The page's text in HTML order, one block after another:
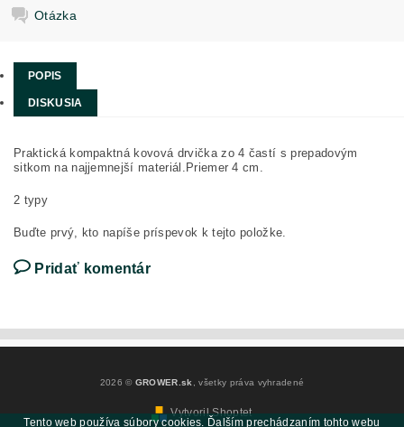
Otázka
POPIS
DISKUSIA
Praktická kompaktná kovová drvička zo 4 častí s prepadovým
sitkom na najjemnejší materiál.Priemer 4 cm.
2 typy
Buďte prvý, kto napíše príspevok k tejto položke.
Pridať komentár
2026 © GROWER.sk , všetky práva vyhradené
Vytvoril Shoptet
Tento web používa súbory cookies. Ďalším prechádzaním tohto webu